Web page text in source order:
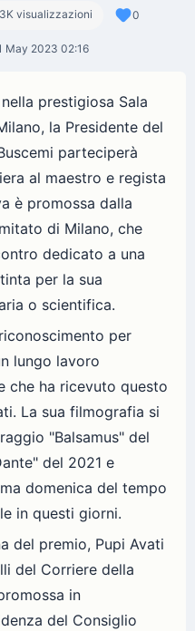
visualizzazioni 0
May 2023 02:16
prestigiosa Sala
la Presidente del
parteciperà
al maestro e regista
è promossa dalla
di Milano, che
dedicato a una
per la sua
o scientifica.
per
lungo lavoro
che ha ricevuto questo
La sua filmografia si
"Balsamus" del
del 2021 e
domenica del tempo
in questi giorni.
del premio, Pupi Avati
del Corriere della
in
del Consiglio